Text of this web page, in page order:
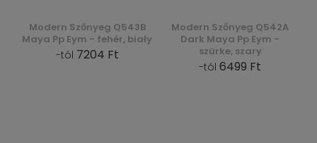
Modern Szőnyeg Q543B
Maya Pp Eym - fehér, biały
-tól 7204 Ft
Modern Szőnyeg Q542A
Dark Maya Pp Eym -
szürke, szary
-tól 6499 Ft